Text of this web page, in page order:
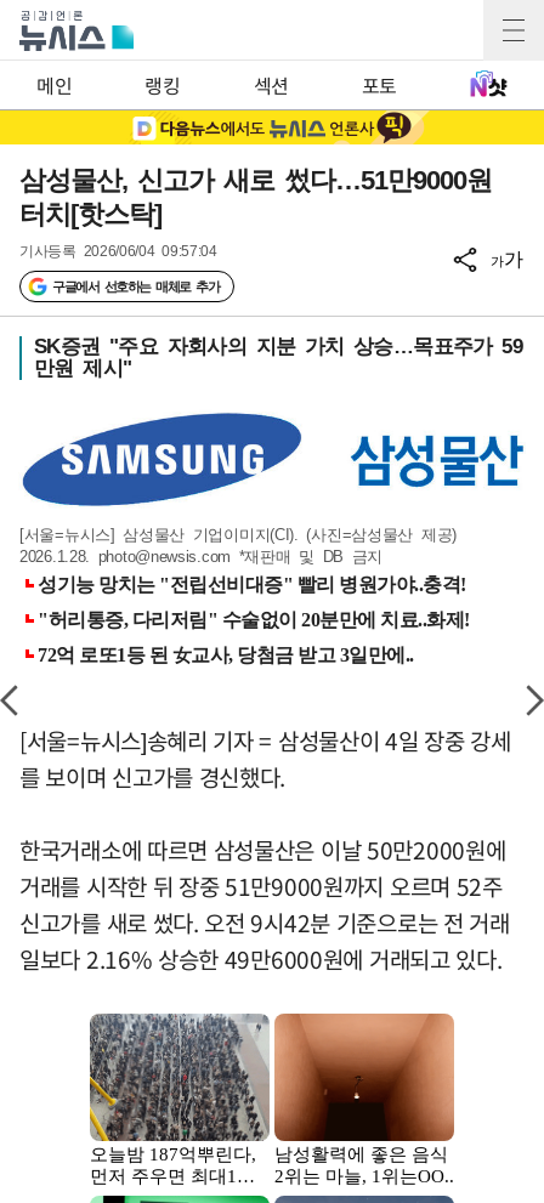
메인 랭킹 섹션 포토
삼성물산, 신고가 새로 썼다…51만9000원
터치[핫스탁]
기사등록 2026/06/04 09:57:04
구글에서 선호하는 매체로 추가
가가
SK증권 "주요 자회사의 지분 가치 상승…목표주가 59
만원 제시"
[서울=뉴시스] 삼성물산 기업이미지(CI). (사진=삼성물산 제공)
2026.1.28. photo@newsis.com *재판매 및 DB 금지
[서울=뉴시스]송혜리 기자 = 삼성물산이 4일 장중 강세
를 보이며 신고가를 경신했다.
한국거래소에 따르면 삼성물산은 이날 50만2000원에
거래를 시작한 뒤 장중 51만9000원까지 오르며 52주
신고가를 새로 썼다. 오전 9시42분 기준으로는 전 거래
일보다 2.16% 상승한 49만6000원에 거래되고 있다.